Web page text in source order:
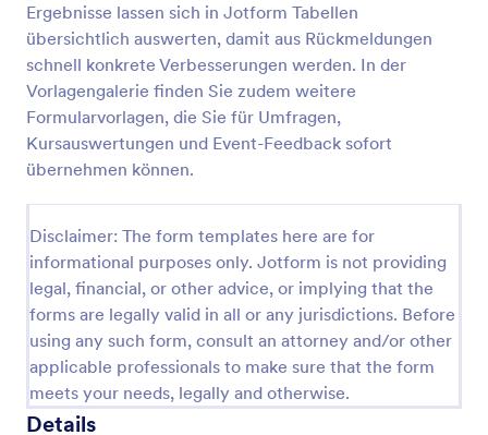
Ergebnisse lassen sich in Jotform Tabellen
übersichtlich auswerten, damit aus Rückmeldungen
schnell konkrete Verbesserungen werden. In der
Vorlagengalerie finden Sie zudem weitere
Formularvorlagen, die Sie für Umfragen,
Kursauswertungen und Event-Feedback sofort
übernehmen können.
Disclaimer: The form templates here are for
informational purposes only. Jotform is not providing
legal, financial, or other advice, or implying that the
forms are legally valid in all or any jurisdictions. Before
using any such form, consult an attorney and/or other
applicable professionals to make sure that the form
meets your needs, legally and otherwise.
Details
Das Formular zur Bewertung von
Masterstudiengängen hilft Ihnen bei der
Verbesserung der von der Universität angebotenen
Masterstudiengänge, indem Sie das Feedback der
Masterstudenten einholen. Sie können Textfelder
verwenden, um die Kommentare der Studierenden
zu erfassen, und Sie können unser Eingabefeld
verwenden, um die Zufriedenheit der Studierenden
Richtlinien und den Überlegungen zu allgemeinen
Fakultätsfragen und der akademischen
Unterstützung zu ermitteln.
Go to Category:
Bewertungsformulare für Kurse
Vorlage verwenden
Vorschau